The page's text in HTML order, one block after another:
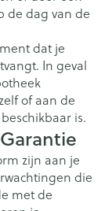
de dag van de
dat je
In geval
of aan de
is.
zijn aan je
die
met de